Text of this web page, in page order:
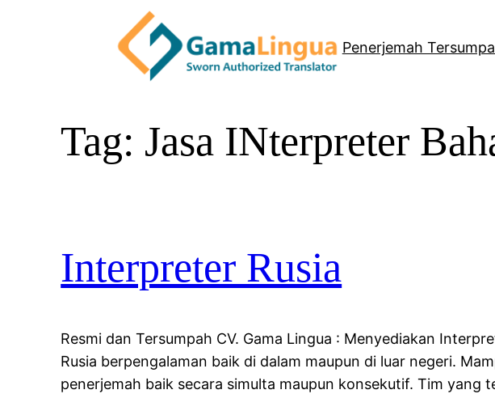
Penerjemah
Tag: Jasa INterpreter
Interpreter Rusia
Resmi dan Tersumpah CV. Gama Lingua : Menyediakan
Rusia berpengalaman baik di dalam maupun di luar negeri.
penerjemah baik secara simulta maupun konsekutif. Tim yang